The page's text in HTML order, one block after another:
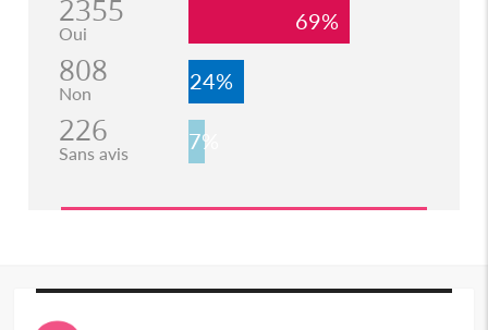
2355
Oui 69%
808
Non 24%
226
Sans avis 7%